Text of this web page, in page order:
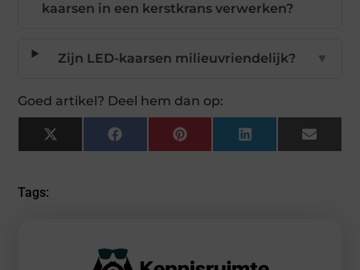
kaarsen in een kerstkrans verwerken?
Zijn LED-kaarsen milieuvriendelijk? ▼
Goed artikel? Deel hem dan op:
X
(Twitter)
FacebookPinterestLinkedIn Email
Tags: